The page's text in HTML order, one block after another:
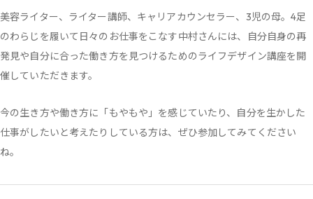
美容ライター、ライター講師、キャリアカウンセラー、3児の母。4足
のわらじを履いて日々のお仕事をこなす中村さんには、自分自身の再
発見や自分に合った働き方を見つけるためのライフデザイン講座を開
催していただきます。
今の生き方や働き方に「もやもや」を感じていたり、自分を生かした
仕事がしたいと考えたりしている方は、ぜひ参加してみてください
ね。